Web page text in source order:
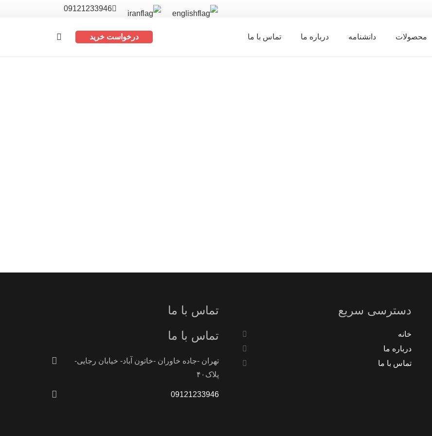
09121233946
محصولات دانشنامه درباره ما تماس با ما درخواست خرید
دسترسی سریع
خانه
درباره ما
تماس با ما
تماس با ما
تماس با ما
تهران -جاده خاوران -خاتون آباد- خیابان رجایی-
پلاک۴۰
09121233946